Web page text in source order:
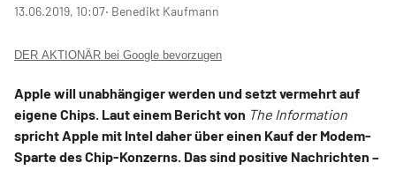
13.06.2019, 10:07‧ Benedikt Kaufmann
DER AKTIONÄR bei Google bevorzugen
Apple will unabhängiger werden und setzt vermehrt auf
eigene Chips. Laut einem Bericht von The Information
spricht Apple mit Intel daher über einen Kauf der Modem-
Sparte des Chip-Konzerns. Das sind positive Nachrichten –